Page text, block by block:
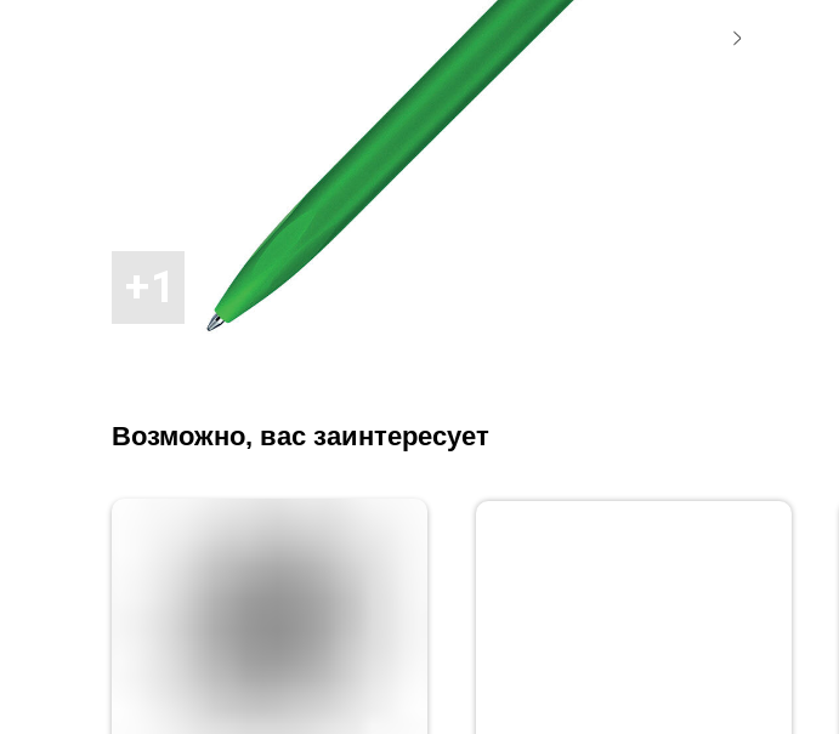
Возможно, вас заинтересует